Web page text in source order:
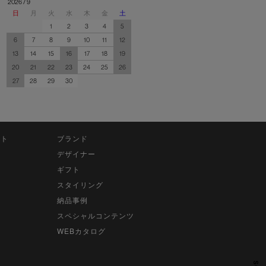
2026 / 9
日
月 火 水 木 金
土
1
2 3 4
5
6
7 8 9 10 11
12
13
14 15 16 17 18
19
20
21 22 23 24 25
26
27
28 29 30
ブランド
デザイナー
ギフト
スタイリング
納品事例
スペシャルコンテンツ
WEBカタログ